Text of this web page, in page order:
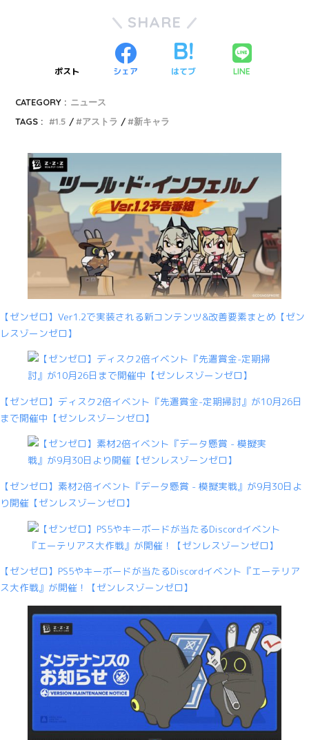
SHARE
ポスト シェア はてブ LINE
CATEGORY : ニュース
TAGS :
1.5 アストラ 新キャラ
【ゼンゼロ】Ver1.2で実装される新コンテンツ&改善要素まとめ【ゼン
レスゾーンゼロ】
【ゼンゼロ】ディスク2倍イベント『先遣賞金-定期掃討』が10月26日
まで開催中【ゼンレスゾーンゼロ】
【ゼンゼロ】素材2倍イベント『データ懸賞 - 模擬実戦』が9月30日よ
り開催【ゼンレスゾーンゼロ】
【ゼンゼロ】PS5やキーボードが当たるDiscordイベント『エーテリア
ス大作戦』が開催！【ゼンレスゾーンゼロ】